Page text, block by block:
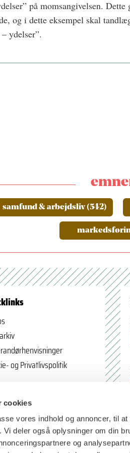
cookies
vores indhold og annoncer, til
deler også oplysninger om din
og
på momsangivelsen. Dette
og i dette eksempel skal
ydelser”.
samfund & arbejdsliv (542)
og Privatlivspolitik